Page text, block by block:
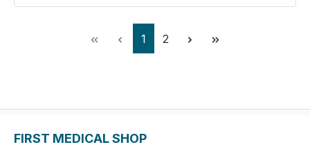
Seite
1 Seite
2
FIRST MEDICAL SHOP